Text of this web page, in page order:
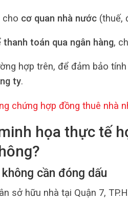
cho cơ quan nhà nước(thuế,
thanh toán qua ngân hàng,
hợp trên, để đảm bảo
ty.
chứng hợp đồng thuê nhà
họa thực tế
cần đóng dấu
sở hữu nhà tại Quận 7,